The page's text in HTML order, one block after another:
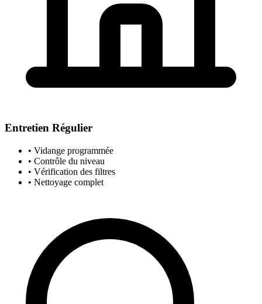
Entretien Régulier
• Vidange programmée
• Contrôle du niveau
• Vérification des filtres
• Nettoyage complet